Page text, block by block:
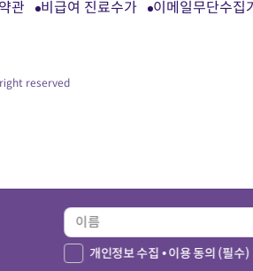
관 비급여 진료수가 이메일무단수집
reserved
개인정보 수집 • 이용 동의 (필수)